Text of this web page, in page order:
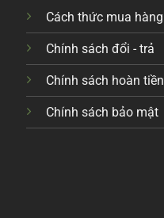
Cách thức mua hàng
Chính sách đổi - trả
Chính sách hoàn tiền
Chính sách bảo mật